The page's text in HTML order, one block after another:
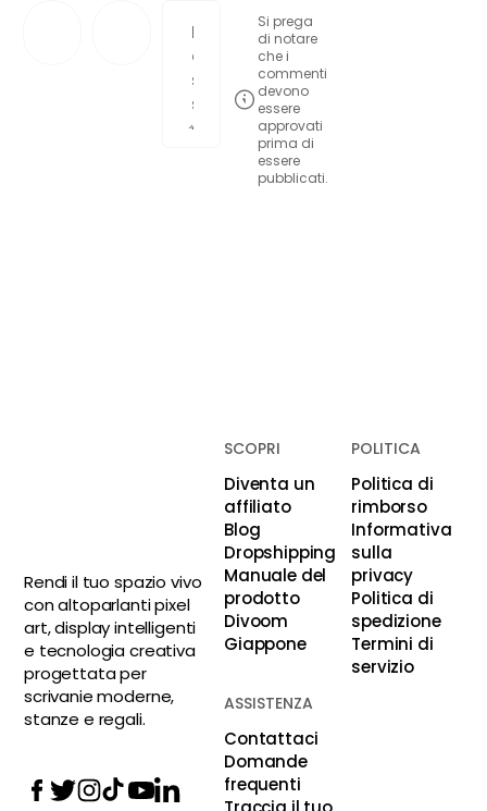
Si prega
di notare
che i
commenti
devono
essere
approvati
prima di
essere
pubblicati.
Rendi il tuo spazio vivo
con altoparlanti pixel
art, display intelligenti
e tecnologia creativa
progettata per
scrivanie moderne,
stanze e regali.
SCOPRI
Diventa un
affiliato
Blog
Dropshipping
Manuale del
prodotto
Divoom
Giappone
POLITICA
Politica di
rimborso
Informativa
sulla
privacy
Politica di
spedizione
Termini di
servizio
ASSISTENZA
Contattaci
Domande
frequenti